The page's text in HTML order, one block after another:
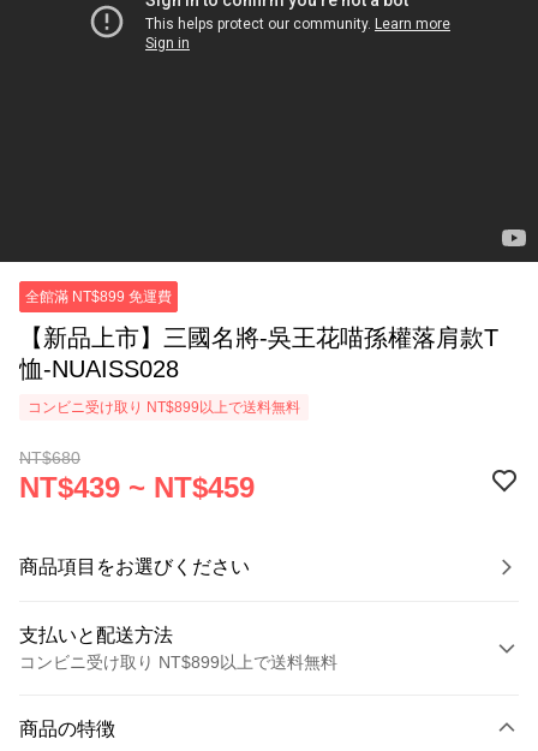
全館滿 NT$899 免運費
【新品上市】三國名將-吳王花喵孫權落肩款T
恤-NUAISS028
コンビニ受け取り NT$899以上で送料無料
NT$680
NT$439 ~ NT$459
商品項目をお選びください
支払いと配送方法
コンビニ受け取り NT$899以上で送料無料
クレジットカード1回払い
商品の特徴